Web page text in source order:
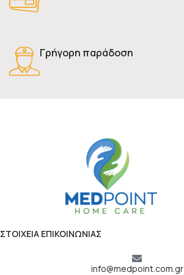
Γρήγορη παράδοση
ΣΤΟΙΧΕΙΑ ΕΠΙΚΟΙΝΩΝΙΑΣ
info@medpoint.com.gr